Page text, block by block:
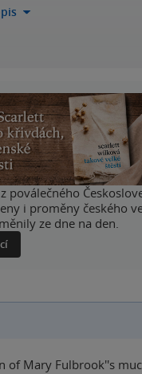
poválečného
i proměny českého
ze dne na den.
of Mary Fulbrook''s